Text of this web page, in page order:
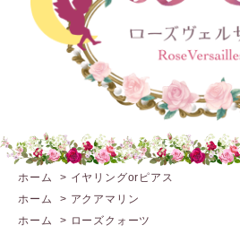
ホーム > イヤリングorピアス
ホーム
> アクアマリン
ホーム
> ローズクォーツ